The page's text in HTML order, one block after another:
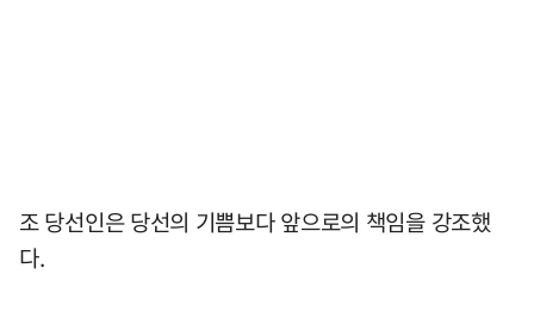
조 당선인은 당선의 기쁨보다 앞으로의 책임을 강조했
다.